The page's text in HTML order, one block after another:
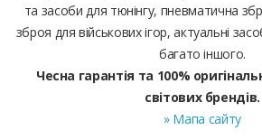
та засоби для тюнінгу, пневматична
зброя для військових ігор, актуальні
багато іншого.
Чесна гарантія та 100%
світових брендів.
» Мапа сайту